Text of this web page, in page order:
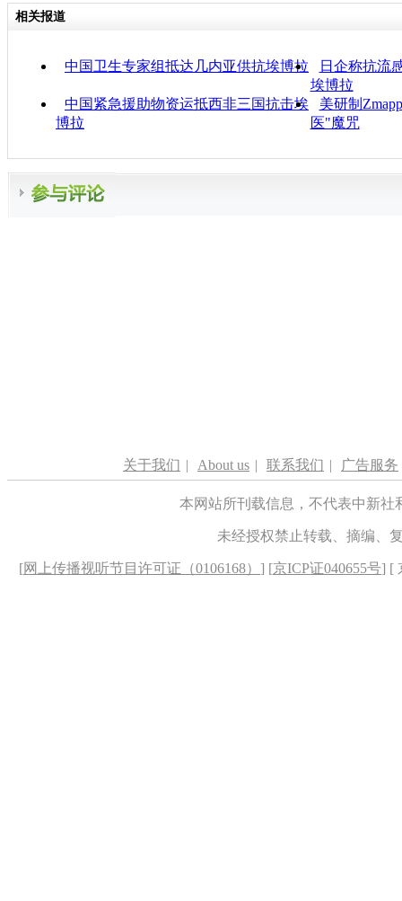
相关报道
中国卫生专家组抵达几内亚供抗埃博拉
日企称抗流
埃博拉
中国紧急援助物资运抵西非三国抗击埃
博拉
美研制
医"魔咒
关于我们 | About us | 联系我们 | 广告服务
本网站所刊载信息，不代表中新
未经授权禁止转载、摘编、
[网上传播视听节目许可证（0106168） ] [京ICP证040655号] [